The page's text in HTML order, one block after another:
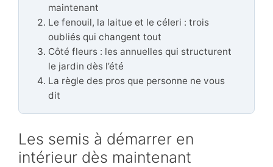
maintenant
Le fenouil, la laitue et le céleri : trois
oubliés qui changent tout
Côté fleurs : les annuelles qui structurent
le jardin dès l’été
La règle des pros que personne ne vous
dit
Les semis à démarrer en
intérieur dès maintenant